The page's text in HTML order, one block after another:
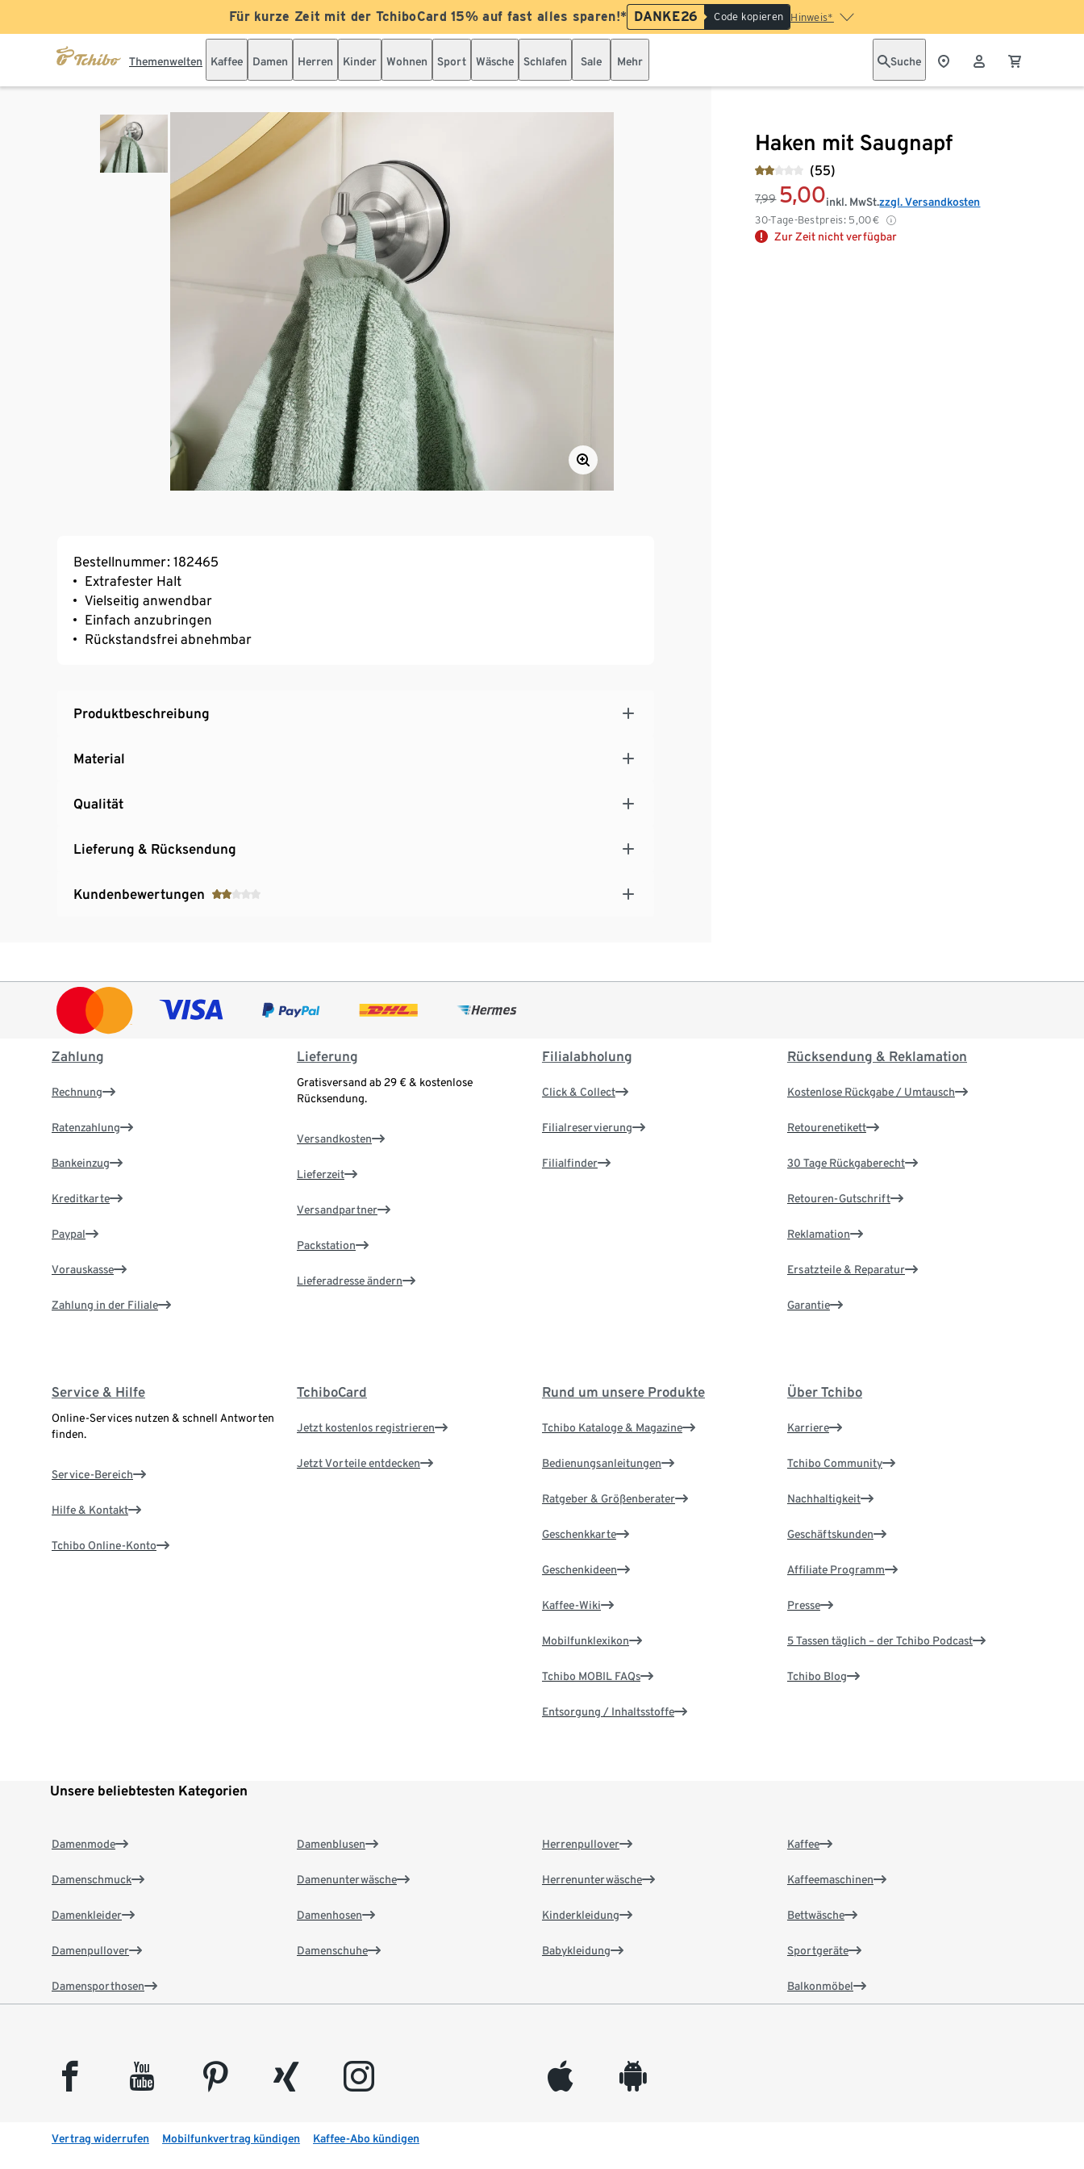
Für kurze Zeit mit der TchiboCard 15% auf fast alles sparen!* DANKE26 Code kopieren Hinweis*
Themenwelten Kaffee Damen Herren Kinder Wohnen Sport Wäsche Schlafen Sale Mehr Suche
Haken mit Saugnapf
(55)
7,99 5,00
30-Tage-Bestpreis: 5,00€
inkl. MwSt.zzgl. Versandkosten
Zur Zeit nicht verfügbar
Bestellnummer: 182465
Extrafester Halt
Vielseitig anwendbar
Einfach anzubringen
Rückstandsfrei abnehmbar
Produktbeschreibung
Material
Qualität
Lieferung & Rücksendung
Kundenbewertungen
Zahlung
Rechnung
Ratenzahlung
Bankeinzug
Kreditkarte
Paypal
Vorauskasse
Zahlung in der Filiale
Lieferung
Gratisversand ab 29 € & kostenlose
Rücksendung.
Versandkosten
Lieferzeit
Versandpartner
Packstation
Lieferadresse ändern
Filialabholung
Click & Collect
Filialreservierung
Filialfinder
Rücksendung & Reklamation
Kostenlose Rückgabe / Umtausch
Retourenetikett
30 Tage Rückgaberecht
Retouren-Gutschrift
Reklamation
Ersatzteile & Reparatur
Garantie
Service & Hilfe
Online-Services nutzen & schnell Antworten
finden.
Service-Bereich
Hilfe & Kontakt
Tchibo Online-Konto
TchiboCard
Jetzt kostenlos registrieren
Jetzt Vorteile entdecken
Rund um unsere Produkte
Tchibo Kataloge & Magazine
Bedienungsanleitungen
Ratgeber & Größenberater
Geschenkkarte
Geschenkideen
Kaffee-Wiki
Mobilfunklexikon
Tchibo MOBIL FAQs
Entsorgung / Inhaltsstoffe
Über Tchibo
Karriere
Tchibo Community
Nachhaltigkeit
Geschäftskunden
Affiliate Programm
Presse
5 Tassen täglich – der Tchibo Podcast
Tchibo Blog
Unsere beliebtesten Kategorien
Damenmode
Damenschmuck
Damenkleider
Damenpullover
Damensporthosen
Damenblusen
Damenunterwäsche
Damenhosen
Damenschuhe
Herrenpullover
Herrenunterwäsche
Kinderkleidung
Babykleidung
Kaffee
Kaffeemaschinen
Bettwäsche
Sportgeräte
Balkonmöbel
facebook youtube pinterest xing instagram appleinc android
Vertrag widerrufen Mobilfunkvertrag kündigen Kaffee-Abo kündigen